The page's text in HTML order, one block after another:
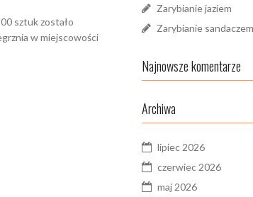
sztuk zostało
w miejscowości
Zarybianie jaziem
Zarybianie sandaczem
Najnowsze komentarze
Archiwa
lipiec 2026
czerwiec 2026
maj 2026